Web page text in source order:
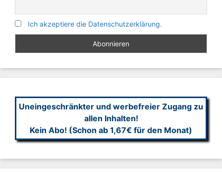
Ich akzeptiere die Datenschutzerklärung.
Uneingeschränkter und werbefreier Zugang zu
allen Inhalten!
Kein Abo! (Schon ab 1,67€ für den Monat)